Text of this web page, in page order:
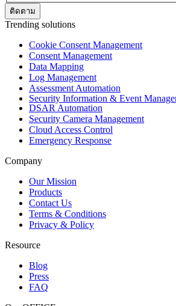
Trending solutions
Cookie Consent Management
Consent Management
Data Mapping
Log Management
Assessment Automation
Security Information & Event
DSAR Automation
Security Camera Management
Cloud Access Control
Emergency Response
Company
Our Mission
Products
Contact Us
Terms & Conditions
Privacy & Policy
Resource
Blog
Press
FAQ